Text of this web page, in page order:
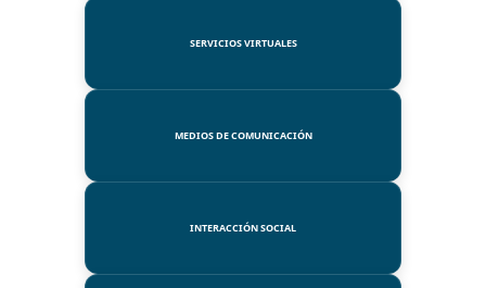
SERVICIOS VIRTUALES
MEDIOS DE COMUNICACIÓN
INTERACCIÓN SOCIAL